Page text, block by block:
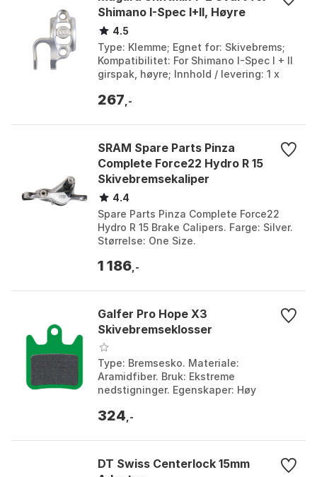
Bremsekive Refurbished til et nøkternt valg for
syklister som ønsker en pålitelig bremserotor med
god kontroll og lavt lydnivå, uten behov for de mest
varmebestandige alternativene.
Shimano I-Spec I+II, Høyre
4.5
Type: Klemme; Egnet for: Skivebrems;
Kompatibilitet: For Shimano I-Spec I + II
girspak, høyre; Innhold / levering: 1 x
Si...
267 ,-
SRAM Spare Parts Pinza
Complete Force22 Hydro R 15
Skivebremsekaliper
4.4
Spare Parts Pinza Complete Force22
Hydro R 15 Brake Calipers. Farge: Silver.
Størrelse: One Size.
1 186 ,-
Galfer Pro Hope X3
Skivebremseklosser
Type: Bremsesko. Materiale:
Aramidfiber. Bruk: Ekstreme
nedstigninger. Egenskaper: Høy
bremsingseffektivitet. Farge: Green.
324 ,-
DT Swiss Centerlock 15mm